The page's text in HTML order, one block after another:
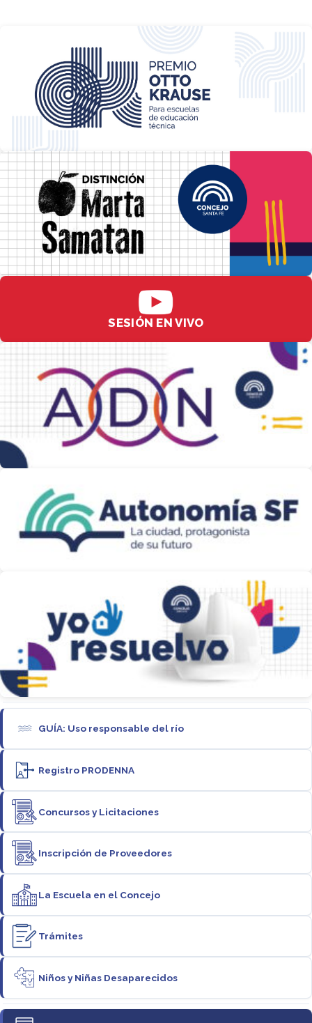
SESIÓN EN VIVO
GUÍA: Uso responsable del río
Registro PRODENNA
Concursos y Licitaciones
Inscripción de Proveedores
La Escuela en el Concejo
Trámites
Niños y Niñas Desaparecidos